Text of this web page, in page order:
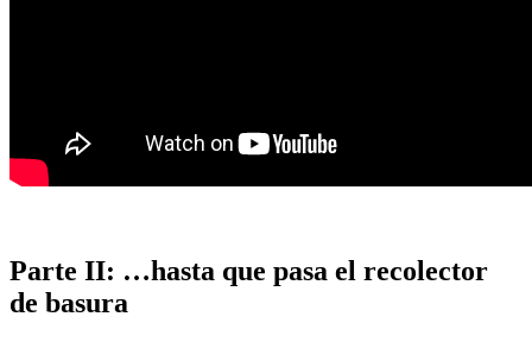
Parte II: …hasta que pasa el recolector
de basura